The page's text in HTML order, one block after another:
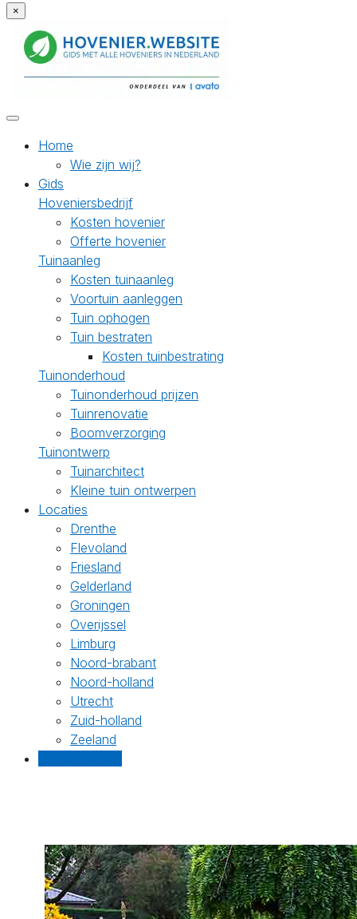
×
Home
Wie zijn wij?
Gids
Hoveniersbedrijf
Kosten hovenier
Offerte hovenier
Tuinaanleg
Kosten tuinaanleg
Voortuin aanleggen
Tuin ophogen
Tuin bestraten
Kosten tuinbestrating
Tuinonderhoud
Tuinonderhoud prijzen
Tuinrenovatie
Boomverzorging
Tuinontwerp
Tuinarchitect
Kleine tuin ontwerpen
Locaties
Drenthe
Flevoland
Friesland
Gelderland
Groningen
Overijssel
Limburg
Noord-brabant
Noord-holland
Utrecht
Zuid-holland
Zeeland